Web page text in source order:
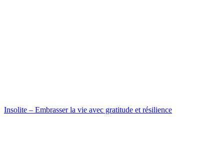
Insolite – Embrasser la vie avec gratitude et résilience